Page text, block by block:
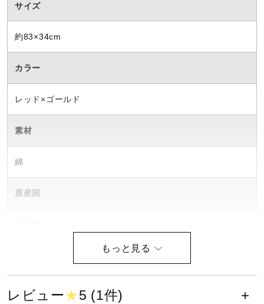
ワーキング
ウォーキングシューズ
インナー
アウトドア／レイン
サイズ
約83×34cm
カラー
レッド×ゴールド
素材
綿
原産国
2020年秋冬
レビュー★5 (1件)